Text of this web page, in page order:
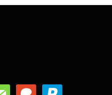
patreonpaypal